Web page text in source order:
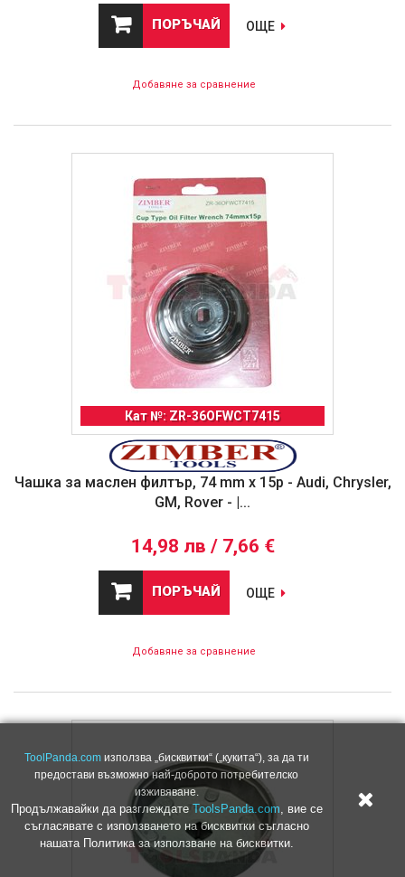
ПОРЪЧАЙ ОЩЕ
Добавяне за сравнение
Кат №: ZR-36OFWCT7415
Чашка за маслен филтър, 74 mm x 15p - Audi, Chrysler,
GM, Rover - |...
14,98 лв / 7,66 €
ПОРЪЧАЙ ОЩЕ
Добавяне за сравнение
ToolPanda.comизползва „бисквитки“ („кукита“), за да ти
предостави възможно най-доброто потребителско
изживяване.
Продължавайки да разглеждате ToolsPanda.com, вие се
съгласявате с използването на бисквитки съгласно
нашата Политика за използване на бисквитки.